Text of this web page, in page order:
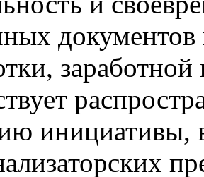
документов
заработной
инициативы,